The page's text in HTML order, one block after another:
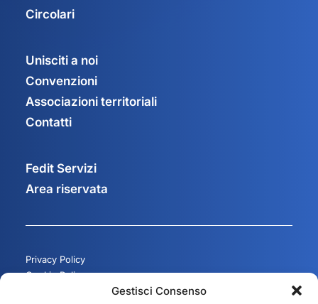
Gestisci Consenso
Circolari
Unisciti a noi
Convenzioni
Associazioni territoriali
Contatti
Fedit Servizi
Area riservata
Privacy Policy
Cookie Policy